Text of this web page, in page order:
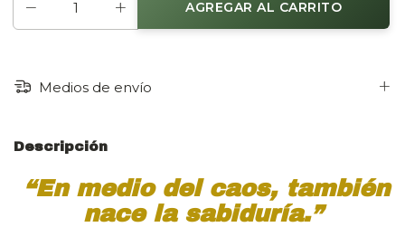
Medios de envío
Descripción
“En medio del caos, también
nace la sabiduría.”